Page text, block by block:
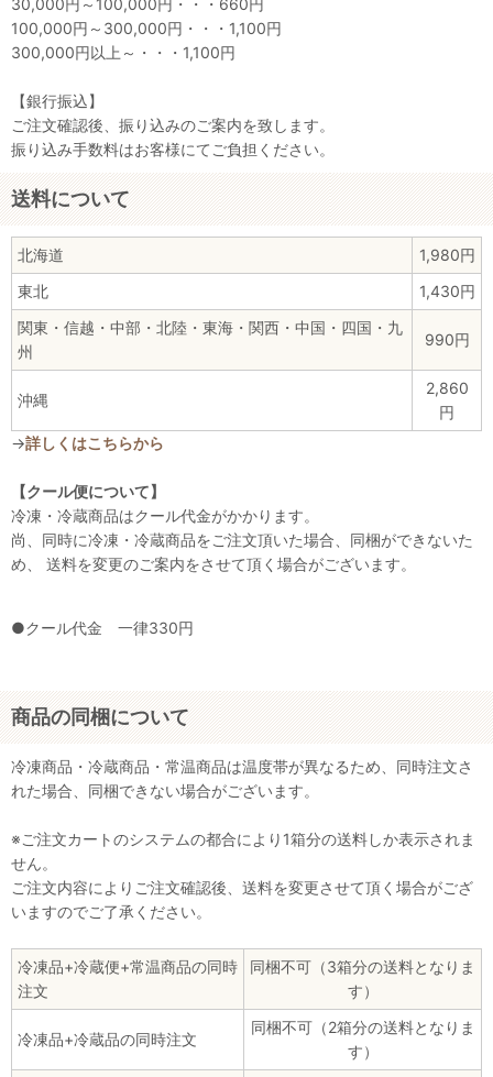
30,000円～100,000円・・・660円
100,000円～300,000円・・・1,100円
300,000円以上～・・・1,100円
【銀行振込】
ご注文確認後、振り込みのご案内を致します。
振り込み手数料はお客様にてご負担ください。
送料について
北海道
1,980円
東北
1,430円
関東・信越・中部・北陸・東海・関西・中国・四国・九
州
990円
沖縄
2,860
円
→詳しくはこちらから
【クール便について】
冷凍・冷蔵商品はクール代金がかかります。
尚、同時に冷凍・冷蔵商品をご注文頂いた場合、同梱ができないた
め、 送料を変更のご案内をさせて頂く場合がございます。
●クール代金 一律330円
商品の同梱について
冷凍商品・冷蔵商品・常温商品は温度帯が異なるため、同時注文さ
れた場合、同梱できない場合がございます。
※ご注文カートのシステムの都合により1箱分の送料しか表示されま
せん。
ご注文内容によりご注文確認後、送料を変更させて頂く場合がござ
いますのでご了承ください。
冷凍品+冷蔵便+常温商品の同時
注文
同梱不可（3箱分の送料となりま
す）
冷凍品+冷蔵品の同時注文
同梱不可（2箱分の送料となりま
す）